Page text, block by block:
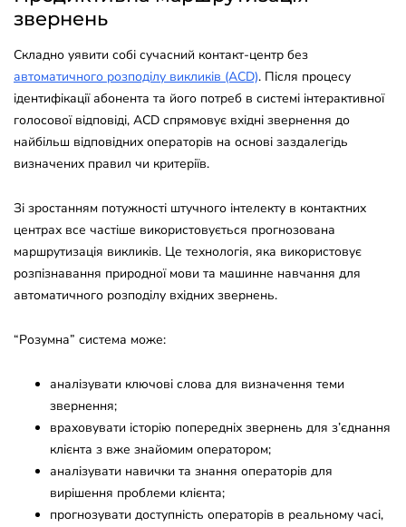
звернень
Складно уявити собі сучасний контакт-центр без
автоматичного розподілу викликів (ACD). Після процесу
ідентифікації абонента та його потреб в системі інтерактивної
голосової відповіді, ACD спрямовує вхідні звернення до
найбільш відповідних операторів на основі заздалегідь
визначених правил чи критеріїв.
Зі зростанням потужності штучного інтелекту в контактних
центрах все частіше використовується прогнозована
маршрутизація викликів. Це технологія, яка використовує
розпізнавання природної мови та машинне навчання для
автоматичного розподілу вхідних звернень.
“Розумна” система може:
аналізувати ключові слова для визначення теми
звернення;
враховувати історію попередніх звернень для з’єднання
клієнта з вже знайомим оператором;
аналізувати навички та знання операторів для
вирішення проблеми клієнта;
прогнозувати доступність операторів в реальному часі,